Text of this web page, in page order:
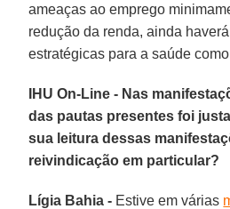
ameaças ao emprego
redução da renda, ainda
estratégicas para a saúde
IHU On-Line - Nas
das pautas presentes foi
sua leitura dessas
reivindicação em particular?
Lígia Bahia - Estive em várias